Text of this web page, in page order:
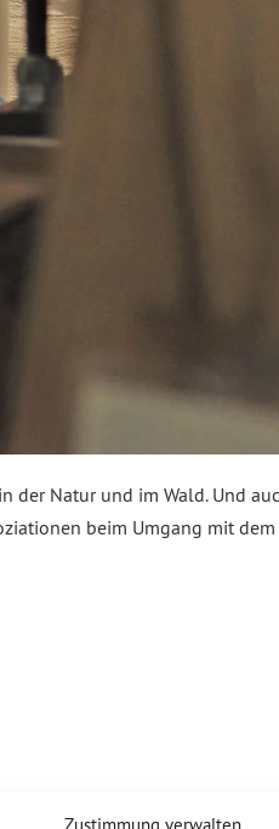
der Natur und im Wald. Und
beim Umgang mit dem